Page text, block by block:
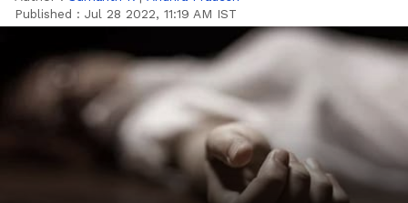
Published : Jul 28 2022, 11:19 AM IST